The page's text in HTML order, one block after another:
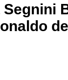
Segnini